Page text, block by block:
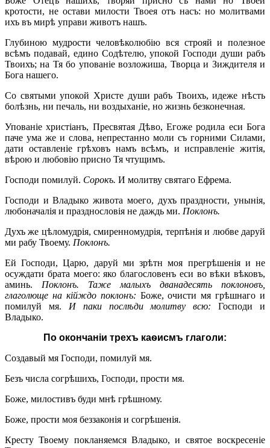
кротости, не остави милости Твоея отъ насъ: но молитвами
ихъ въ мирѣ управи животъ нашъ.
Глубиною мудрости человѣколюбію вся строяй и полезное
всѣмъ подавай, едино Содѣтелю, упокой Господи души рабъ
Твоихъ; на Тя бо упованіе возложиша, Творца и Зиждителя и
Бога нашего.
Со святыми упокой Христе души рабъ Твоихъ, идеже нѣсть
болѣзнь, ни печаль, ни воздыханіе, но жизнь безконечная.
Упованіе христіанъ, Пресвятая Дѣво, Егоже родила еси Бога
паче ума же и слова, непрестанно моли съ горними Силами,
дати оставленіе грѣховъ намъ всѣмъ, и исправленіе житія,
вѣрою и любовію присно Тя чтущимъ.
Господи помилуй. Сорокъ. И молитву святаго Ефрема.
Господи и Владыко живота моего, духъ праздности, унынія,
любоначалія и празднословія не даждь ми. Поклонъ.
Духъ же цѣломудрія, смиренномудрія, терпѣнія и любве даруй
ми рабу Твоему. Поклонъ.
Ей Господи, Царю, даруй ми зрѣтн моя прегрѣшенія и не
осуждати брата моего: яко благословенъ еси во вѣки вѣковъ,
аминь. Поклонъ. Таже малыхъ дванадесять поклоновъ,
глаголюще на кійждо поклонъ: Боже, очисти мя грѣшнаго и
помилуй мя. И паки послѣди молитву всю: Господи и
Владыко.
По окончаніи трехъ каѳисмъ глаголи:
Создавый мя Господи, помилуй мя.
Безъ числа согрѣшихъ, Господи, прости мя.
Боже, милостивъ буди мнѣ грѣшному.
Боже, прости моя беззаконія и согрѣшенія.
Кресту Твоему покланяемся Владыко, и святое воскресеніе